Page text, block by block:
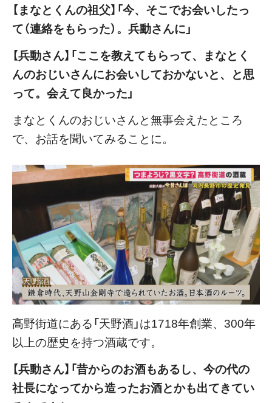
【まなとくんの祖父】「今、そこでお会いしたっ
て（連絡をもらった）。兵動さんに」
【兵動さん】「ここを教えてもらって、まなとく
んのおじいさんにお会いしておかないと、と思
って。会えて良かった」
まなとくんのおじいさんと無事会えたところ
で、お話を聞いてみることに。
高野街道にある「天野酒」は1718年創業、300年
以上の歴史を持つ酒蔵です。
【兵動さん】「昔からのお酒もあるし、今の代の
社長になってから造ったお酒とかも出てきてい